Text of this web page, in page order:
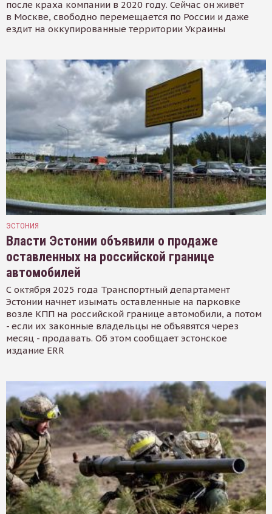
после краха компании в 2020 году. Сейчас он живёт
в Москве, свободно перемещается по России и даже
ездит на оккупированные территории Украины
ЭСТОНИЯ
Власти Эстонии объявили о продаже
оставленных на российской границе
автомобилей
С октября 2025 года Транспортный департамент
Эстонии начнет изымать оставленные на парковке
возле КПП на российской границе автомобили, а потом
- если их законные владельцы не объявятся через
месяц - продавать. Об этом сообщает эстонское
издание ERR